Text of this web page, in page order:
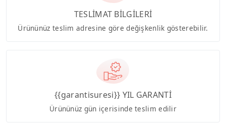
TESLİMAT BİLGİLERİ
Ürününüz teslim adresine göre değişkenlik gösterebilir.
{{garantisuresi}} YIL GARANTİ
Ürününüz gün içerisinde teslim edilir